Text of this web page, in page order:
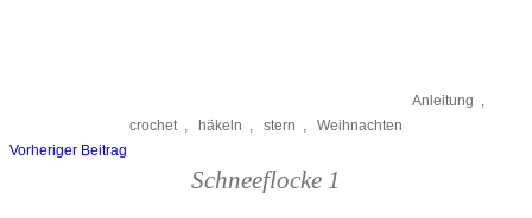
Anleitung ,
crochet , häkeln , stern , Weihnachten
Beitragsnavigation
Vorheriger Beitrag
Schneeflocke 1